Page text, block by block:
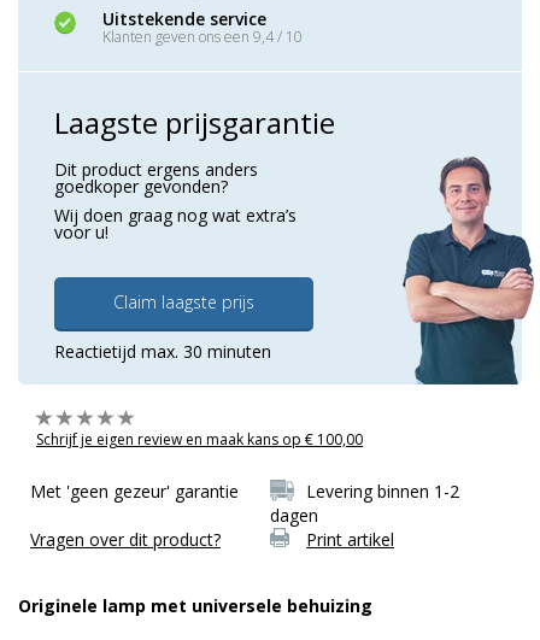
Uitstekende service
Klanten geven ons een 9,4 / 10
Laagste prijsgarantie
Dit product ergens anders
goedkoper gevonden?
Wij doen graag nog wat extra’s
voor u!
Claim laagste prijs
Reactietijd max. 30 minuten
Schrijf je eigen review en maak kans op € 100,00
Met 'geen gezeur' garantie
Levering binnen 1-2
dagen
Vragen over dit product?
Print artikel
Originele lamp met universele behuizing